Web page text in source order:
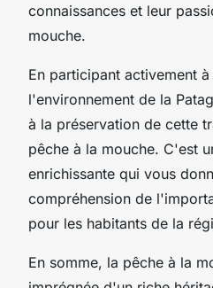
connaissances et leur
mouche.
En participant activement
l'environnement de la
à la préservation de cette
pêche à la mouche. C'est
enrichissante qui vous
compréhension de
pour les habitants de la
En somme, la pêche à la